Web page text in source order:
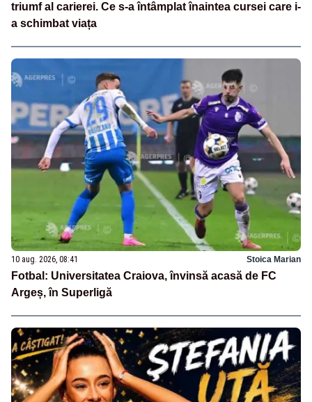
triumf al carierei. Ce s-a întâmplat înaintea cursei care i-
a schimbat viața
10 aug. 2026, 08:41 Stoica Marian
Fotbal: Universitatea Craiova, învinsă acasă de FC
Argeș, în Superligă